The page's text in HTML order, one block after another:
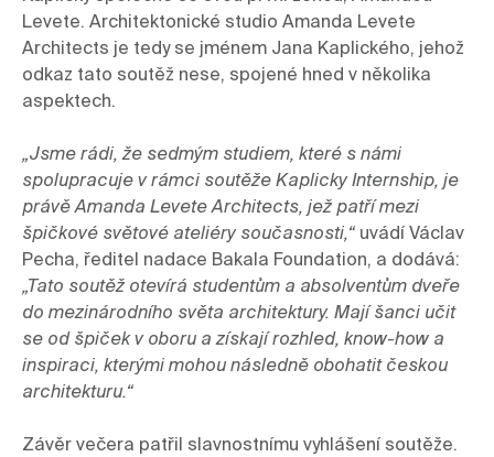
Levete. Architektonické studio Amanda Levete
Architects je tedy se jménem Jana Kaplického, jehož
odkaz tato soutěž nese, spojené hned v několika
aspektech.
„Jsme rádi, že sedmým studiem, které s námi
spolupracuje v rámci soutěže Kaplicky Internship, je
právě Amanda Levete Architects, jež patří mezi
špičkové světové ateliéry současnosti,“ uvádí Václav
Pecha, ředitel nadace Bakala Foundation, a dodává:
„Tato soutěž otevírá studentům a absolventům dveře
do mezinárodního světa architektury. Mají šanci učit
se od špiček v oboru a získají rozhled, know-how a
inspiraci, kterými mohou následně obohatit českou
architekturu.“
Závěr večera patřil slavnostnímu vyhlášení soutěže.